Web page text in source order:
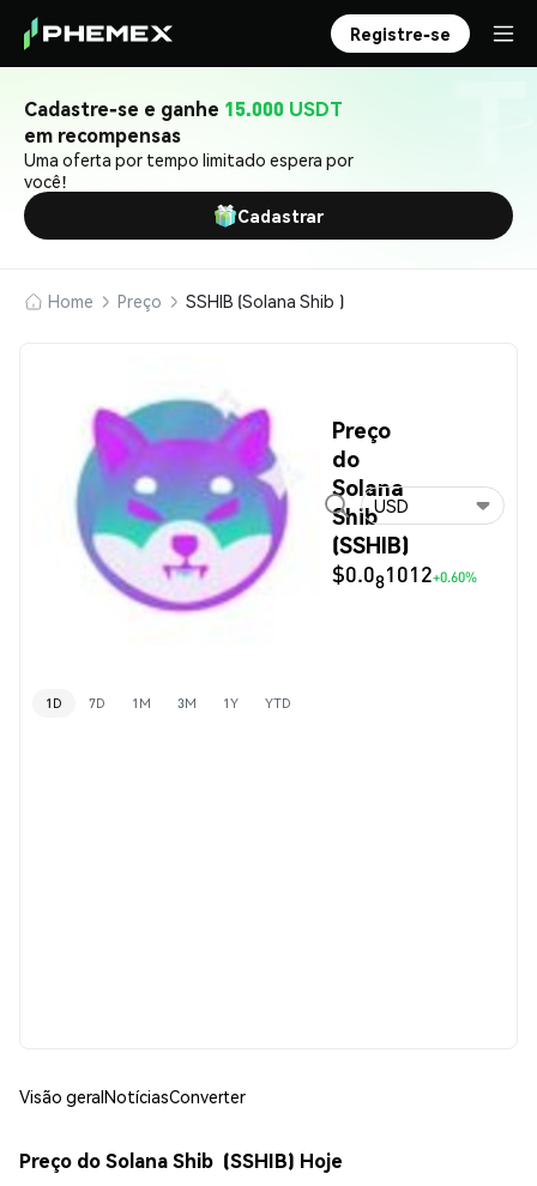
Registre-se
Cadastre-se e ganhe 15.000 USDT
em recompensas
Uma oferta por tempo limitado espera por
você!
Cadastrar
Home Preço SSHIB (Solana Shib )
Preço
do
Solana
Shib
(SSHIB)
$0.081012+0.60%
USD
1D 7D 1M 3M 1Y YTD
Visão geralNotíciasConverter
Preço do Solana Shib (SSHIB) Hoje